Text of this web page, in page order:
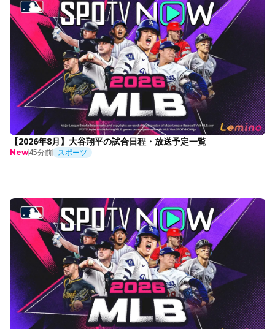
【2026年8月】大谷翔平の試合日程・放送予定一覧
New45分前 スポーツ